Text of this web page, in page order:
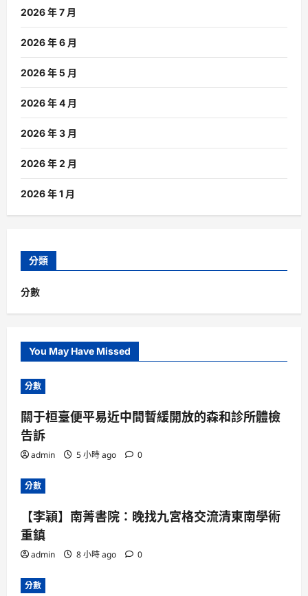
2026 年 7 月
2026 年 6 月
2026 年 5 月
2026 年 4 月
2026 年 3 月
2026 年 2 月
2026 年 1 月
分類
分數
You May Have Missed
分數
關于桓臺便平易近中間暫緩開放的森和診所體檢
告訴
admin 5 小時 ago 0
分數
【李穎】南菁書院：晚找九宮格交流清東南學術
重鎮
admin 8 小時 ago 0
分數